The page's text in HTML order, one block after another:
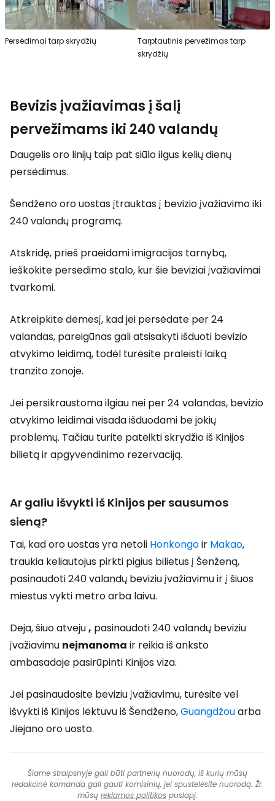
Persėdimai tarp skrydžių
Tarptautinis pervežimas tarp
skrydžių
Bevizis įvažiavimas į šalį
pervežimams iki 240 valandų
Daugelis oro linijų taip pat siūlo ilgus kelių dienų
persėdimus.
Šendženo oro uostas įtrauktas į bevizio įvažiavimo iki
240 valandų programą.
Atskridę, prieš praeidami imigracijos tarnybą,
ieškokite persėdimo stalo, kur šie beviziai įvažiavimai
tvarkomi.
Atkreipkite dėmesį, kad jei persėdate per 24
valandas, pareigūnas gali atsisakyti išduoti bevizio
atvykimo leidimą, todėl turėsite praleisti laiką
tranzito zonoje.
Jei persikraustoma ilgiau nei per 24 valandas, bevizio
atvykimo leidimai visada išduodami be jokių
problemų. Tačiau turite pateikti skrydžio iš Kinijos
bilietą ir apgyvendinimo rezervaciją.
Ar galiu išvykti iš Kinijos per sausumos
sieną?
Tai, kad oro uostas yra netoli Honkongoir Makao,
traukia keliautojus pirkti pigius bilietus į Šenženą,
pasinaudoti 240 valandų beviziu įvažiavimu ir į šiuos
miestus vykti metro arba laivu.
Deja, šiuo atveju, pasinaudoti 240 valandų beviziu
įvažiavimu neįmanoma ir reikia iš anksto
ambasadoje pasirūpinti Kinijos viza.
Jei pasinaudosite beviziu įvažiavimu, turėsite vėl
išvykti iš Kinijos lėktuvu iš Šendženo,Guangdžouarba
Jiejano oro uosto.
Šiame straipsnyje gali būti partnerių nuorodų, iš kurių mūsų
redakcinė komanda gali gauti komisinių, jei spustelėsite nuorodą. Žr.
mūsų reklamos politikos puslapį.